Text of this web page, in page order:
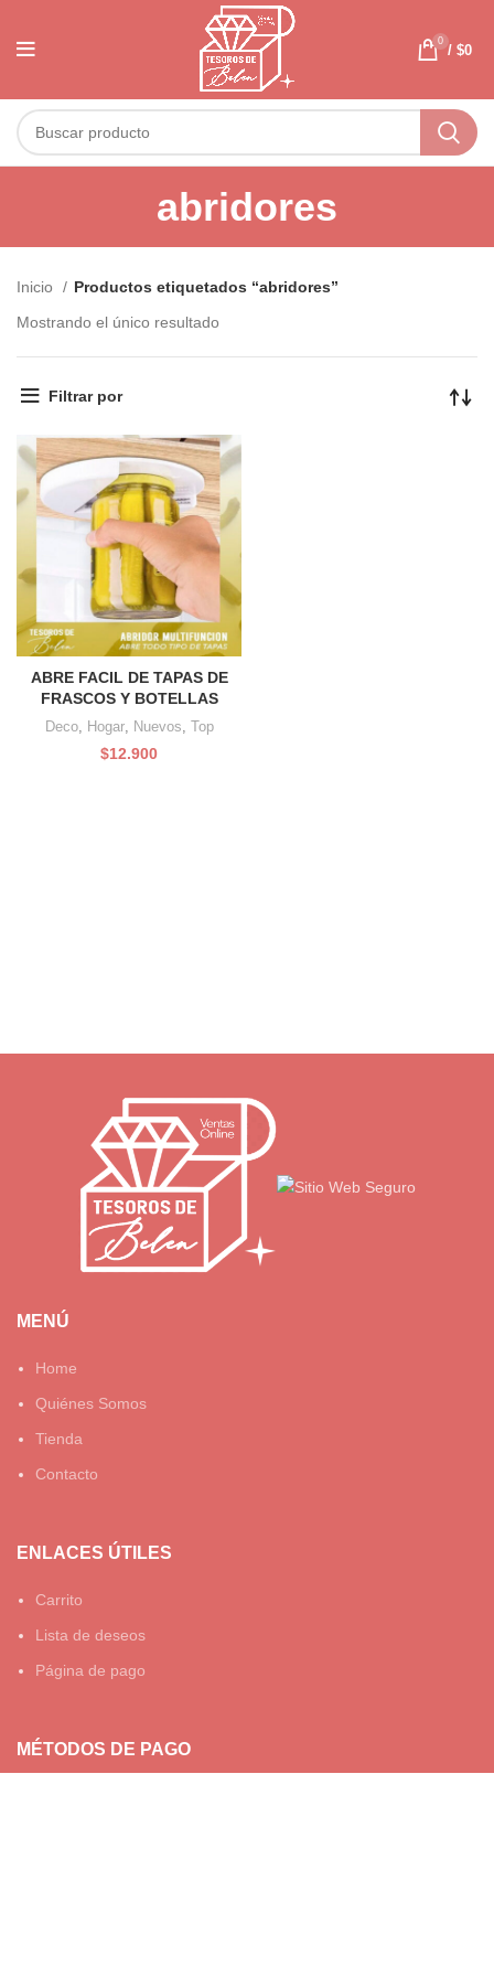
0
/ $0
abridores
Inicio
Productos etiquetados “abridores”
Mostrando el único resultado
Filtrar por
ABRE FACIL DE TAPAS DE
FRASCOS Y BOTELLAS
Deco, Hogar, Nuevos Top
$12.900
MENÚ
Home
Quiénes Somos
Tienda
Contacto
ENLACES ÚTILES
Carrito
Lista de deseos
Página de pago
MÉTODOS DE PAGO